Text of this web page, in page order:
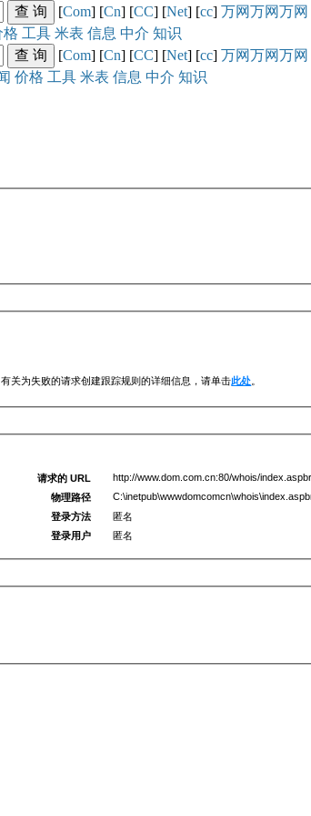
[Com] [Cn] [CC] [Net] [cc] 万网万网万网
格 工具 米表 信息 中介 知识